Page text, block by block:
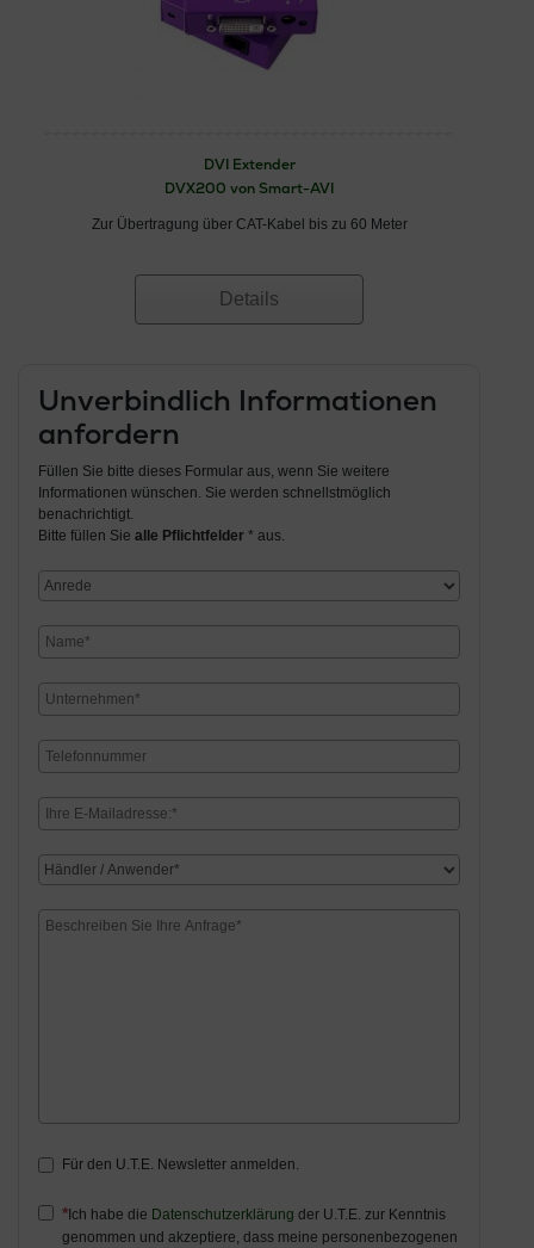
DVI Extender
DVX200 von Smart-AVI
Zur Übertragung über CAT-Kabel bis zu 60 Meter
Details
Unverbindlich Informationen
anfordern
Füllen Sie bitte dieses Formular aus, wenn Sie weitere
Informationen wünschen. Sie werden schnellstmöglich
benachrichtigt.
Bitte füllen Sie alle Pflichtfelder * aus.
Für den U.T.E. Newsletter anmelden.
Ich habe die Datenschutzerklärung der U.T.E. zur Kenntnis
genommen und akzeptiere, dass meine personenbezogenen